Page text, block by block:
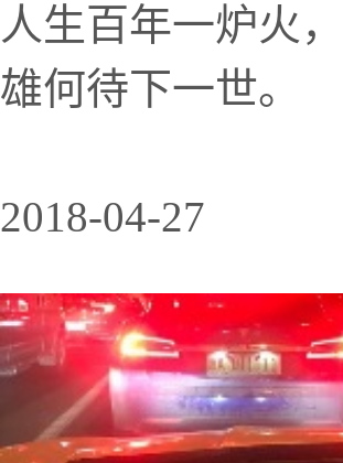
人生百年一炉火
雄何待下一世。
2018-04-27